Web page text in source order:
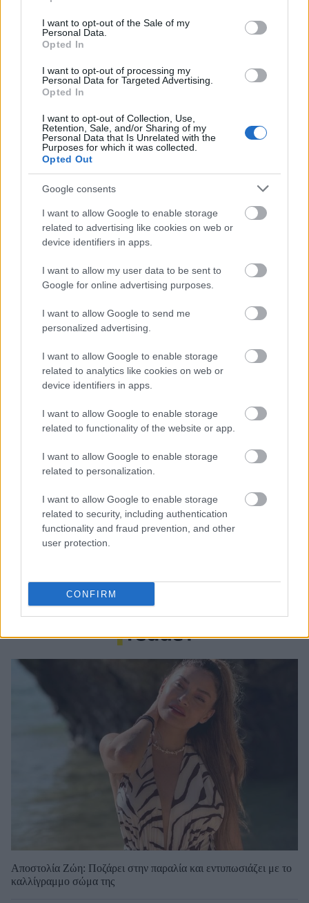
use your data for below specified purposes in below Google
consent section.
I want to opt-out of the Sale of my
Personal Data.
Opted In
I want to opt-out of processing my
Personal Data for Targeted Advertising.
Opted In
I want to opt-out of Collection, Use,
Retention, Sale, and/or Sharing of my
Personal Data that Is Unrelated with the
Purposes for which it was collected.
Opted Out
Google consents
I want to allow Google to enable storage
related to advertising like cookies on web or
device identifiers in apps.
I want to allow my user data to be sent to
Google for online advertising purposes.
I want to allow Google to send me
personalized advertising.
I want to allow Google to enable storage
related to analytics like cookies on web or
device identifiers in apps.
I want to allow Google to enable storage
related to functionality of the website or app.
I want to allow Google to enable storage
related to personalization.
I want to allow Google to enable storage
related to security, including authentication
functionality and fraud prevention, and other
user protection.
CONFIRM
BEST OF INTERNET
σπουδαίου deal
Νέντοβιτς για Γουόκαπ: «Είναι από τους πιο... βρώμικους
παίκτες της EuroLeague, αλλά τόσο καλό παιδί!»
Ολυμπιακός: Τελειώνει άμεσα του Μπραγκάντσα σύμφωνα με
Αποστολία Ζώη: Ποζάρει στην παραλία και εντυπωσιάζει με το
καλλίγραμμο σώμα της